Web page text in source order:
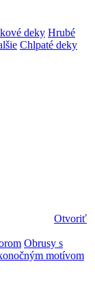
deky Hrubé
Chlpaté deky
Otvoriť
Obrusy s
motívom